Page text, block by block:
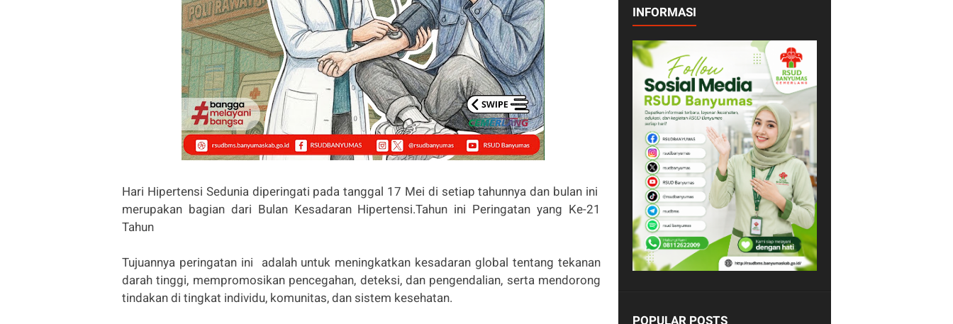
Hari Hipertensi Sedunia diperingati pada tanggal 17 Mei di setiap tahunnya dan bulan ini
merupakan bagian dari Bulan Kesadaran Hipertensi.Tahun ini Peringatan yang Ke-21
Tahun
Tujuannya peringatan ini adalah untuk meningkatkan kesadaran global tentang tekanan
darah tinggi, mempromosikan pencegahan, deteksi, dan pengendalian, serta mendorong
tindakan di tingkat individu, komunitas, dan sistem kesehatan.
INFORMASI
POPULAR POSTS